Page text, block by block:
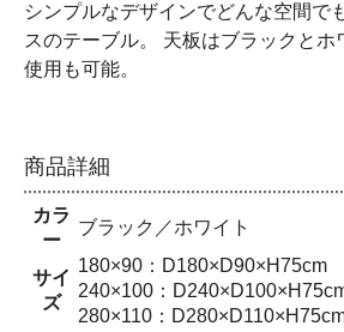
シンプルなデザインでどんな空間で
スのテーブル。 天板はブラックとホ
使用も可能。
商品詳細
カラ
ー
ブラック／ホワイト
サイ
ズ
180×90：D180×D90×H75cm
240×100：
280×110：